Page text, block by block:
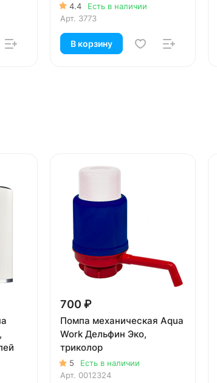
4.4
Есть в наличии
Арт. 3773
В корзину
700 ₽
Помпа механическая Aqua
Work Дельфин Эко,
триколор
5
Есть в наличии
Арт. 0012324